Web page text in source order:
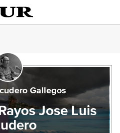
Gallegos
Jose Luis